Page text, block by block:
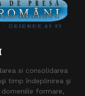
si consolidarea
timp îndeplinirea şi
formare,